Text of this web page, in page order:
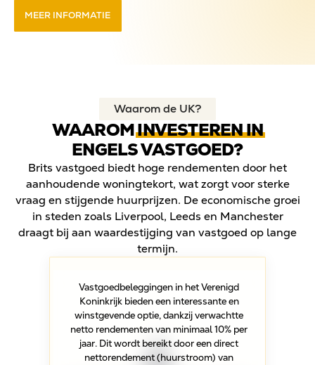
MEER INFORMATIE
Waarom de UK?
WAAROMINVESTEREN IN
ENGELS VASTGOED?
Brits vastgoed biedt hoge rendementen door het
aanhoudende woningtekort, wat zorgt voor sterke
vraag en stijgende huurprijzen. De economische groei
in steden zoals Liverpool, Leeds en Manchester
draagt bij aan waardestijging van vastgoed op lange
termijn.
Vastgoedbeleggingen in het Verenigd
Koninkrijk bieden een interessante en
winstgevende optie, dankzij verwachtte
netto rendementen van minimaal 10% per
jaar. Dit wordt bereikt door een direct
nettorendement (huurstroom) van